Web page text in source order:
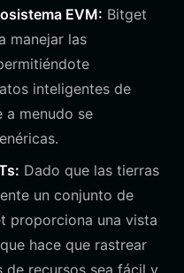
EVM: Bitget
manejar las
inteligentes de
a menudo se
Dado que las tierras
un conjunto de
proporciona una vista
hace que rastrear
de recursos sea fácil y